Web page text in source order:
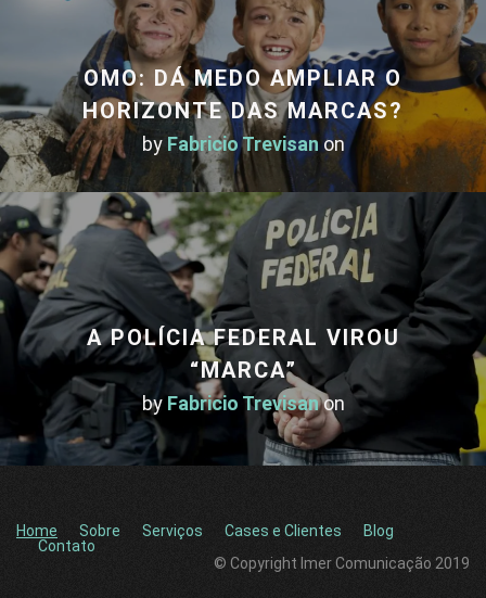
OMO: DÁ MEDO AMPLIAR O
HORIZONTE DAS MARCAS?
by Fabricio Trevisanon
A POLÍCIA FEDERAL VIROU
“MARCA”
by Fabricio Trevisanon
Home Sobre Serviços Cases e Clientes
Blog
Contato
© Copyright Imer Comunicação 2019